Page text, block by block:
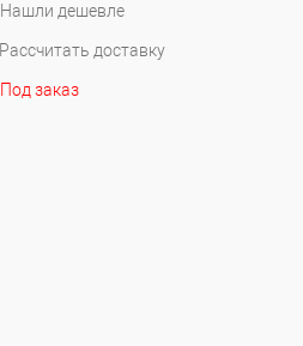
Нашли дешевле
Рассчитать доставку
Под заказ